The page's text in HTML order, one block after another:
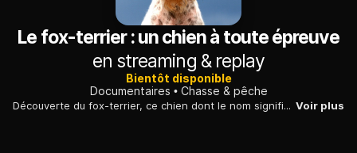
Le fox-terrier : un chien à toute épreuve
en streaming & replay
Bientôt disponible
Documentaires
Chasse & pêche
Découverte du fox-terrier, ce chien dont le nom signifie «renard» en anglais ; une proie de choix pour ce fin chasseur, issu de croisements de différents chiens. Voir plus